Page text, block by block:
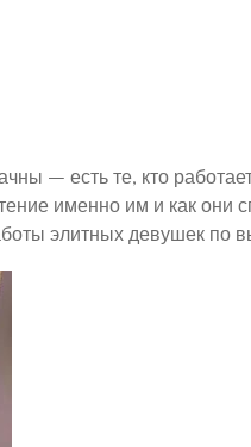
– есть те, кто
именно им и как они
элитных девушек по